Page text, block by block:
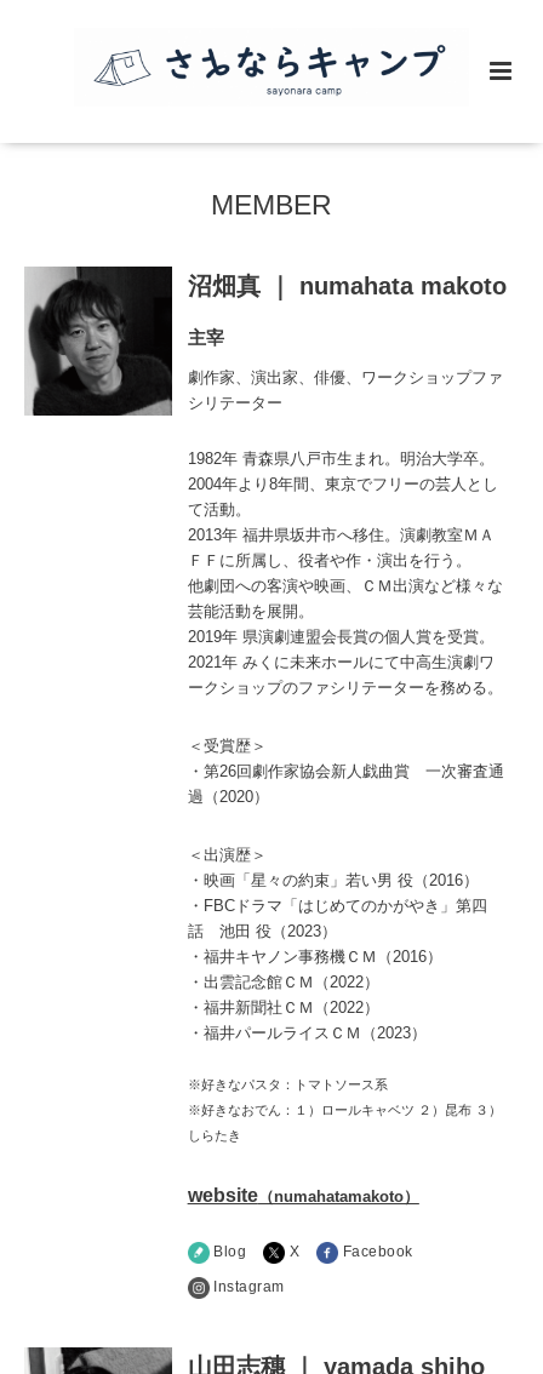
MEMBER
沼畑真 ｜ numahata makoto
主宰
劇作家、演出家、俳優、ワークショップファ
シリテーター
1982年 青森県八戸市生まれ。明治大学卒。
2004年より8年間、東京でフリーの芸人とし
て活動。
2013年 福井県坂井市へ移住。演劇教室ＭＡ
ＦＦに所属し、役者や作・演出を行う。
他劇団への客演や映画、ＣＭ出演など様々な
芸能活動を展開。
2019年 県演劇連盟会長賞の個人賞を受賞。
2021年 みくに未来ホールにて中高生演劇ワ
ークショップのファシリテーターを務める。
＜受賞歴＞
・第26回劇作家協会新人戯曲賞 一次審査通
過（2020）
＜出演歴＞
・映画「星々の約束」若い男 役（2016）
・FBCドラマ 「はじめてのかがやき」第四
話 池田 役（2023）
・福井キヤノン事務機ＣＭ
（2016）
・出雲記念館ＣＭ（2022）
・福井新聞社ＣＭ（2022）
・福井パールライスＣＭ（2023）
※好きなパスタ：トマトソース系
※好きなおでん：１）ロールキャベツ ２）昆布 ３）
しらたき
website（numahatamakoto）
Blog X Facebook
Instagram
山田志穗 ｜ yamada shiho